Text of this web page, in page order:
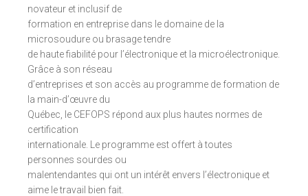
novateur et inclusif de
formation en entreprise dans le domaine de la
microsoudure ou brasage tendre
de haute fiabilité pour l’électronique et la microélectronique.
Grâce à son réseau
d’entreprises et son accès au programme de formation de
la main-d’œuvre du
Québec, le CEFOPS répond aux plus hautes normes de
certification
internationale. Le programme est offert à toutes
personnes sourdes ou
malentendantes qui ont un intérêt envers l’électronique et
aime le travail bien fait.